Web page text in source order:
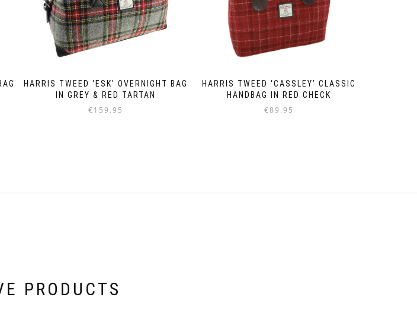
HARRIS TWEED ‘ESK’ OVERNIGHT BAG
IN GREY & RED TARTAN
€159.95
HARRIS TWEED ‘CASSLEY’ CLASSIC
HANDBAG IN RED CHECK
€89.95
PRODUCTS